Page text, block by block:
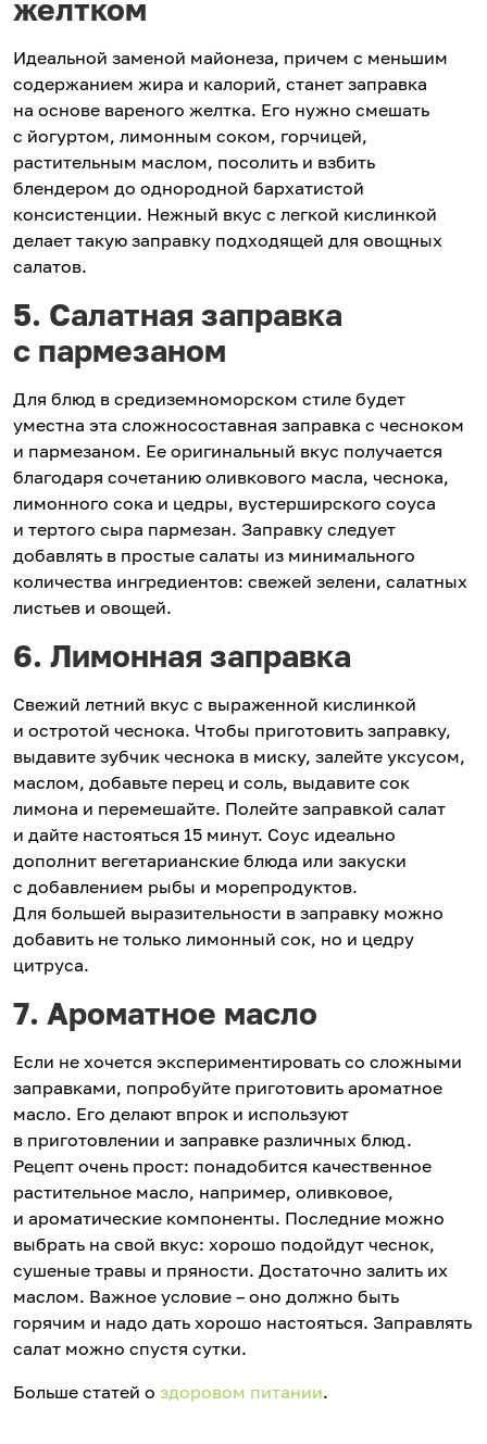
желтком
Идеальной заменой майонеза, причем с меньшим
содержанием жира и калорий, станет заправка
на основе вареного желтка. Его нужно смешать
с йогуртом, лимонным соком, горчицей,
растительным маслом, посолить и взбить
блендером до однородной бархатистой
консистенции. Нежный вкус с легкой кислинкой
делает такую заправку подходящей для овощных
салатов.
5. Салатная заправка
с пармезаном
Для блюд в средиземноморском стиле будет
уместна эта сложносоставная заправка с чесноком
и пармезаном. Ее оригинальный вкус получается
благодаря сочетанию оливкового масла, чеснока,
лимонного сока и цедры, вустерширского соуса
и тертого сыра пармезан. Заправку следует
добавлять в простые салаты из минимального
количества ингредиентов: свежей зелени, салатных
листьев и овощей.
6. Лимонная заправка
Свежий летний вкус с выраженной кислинкой
и остротой чеснока. Чтобы приготовить заправку,
выдавите зубчик чеснока в миску, залейте уксусом,
маслом, добавьте перец и соль, выдавите сок
лимона и перемешайте. Полейте заправкой салат
и дайте настояться 15 минут. Соус идеально
дополнит вегетарианские блюда или закуски
с добавлением рыбы и морепродуктов.
Для большей выразительности в заправку можно
добавить не только лимонный сок, но и цедру
цитруса.
7. Ароматное масло
Если не хочется экспериментировать со сложными
заправками, попробуйте приготовить ароматное
масло. Его делают впрок и используют
в приготовлении и заправке различных блюд.
Рецепт очень прост: понадобится качественное
растительное масло, например, оливковое,
и ароматические компоненты. Последние можно
выбрать на свой вкус: хорошо подойдут чеснок,
сушеные травы и пряности. Достаточно залить их
маслом. Важное условие – оно должно быть
горячим и надо дать хорошо настояться. Заправлять
салат можно спустя сутки.
Больше статей о здоровом питании.